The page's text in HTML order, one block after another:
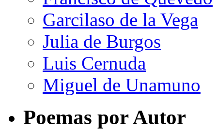
Garcilaso de la Vega
Julia de Burgos
Luis Cernuda
Miguel de Unamuno
Poemas por Autor